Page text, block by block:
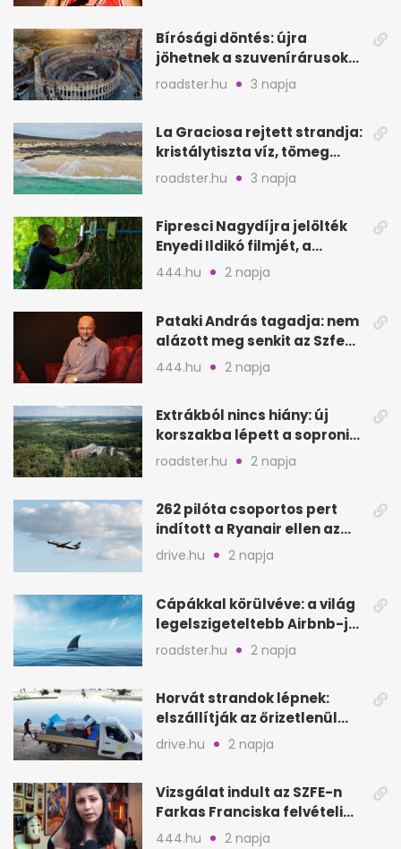
Bírósági döntés: újra
jöhetnek a szuvenírárusok
Európa ikonikus helyére
roadster.hu 3 napja
La Graciosa rejtett strandja:
kristálytiszta víz, tömeg
nélkül
roadster.hu 3 napja
Fipresci Nagydíjra jelölték
Enyedi Ildikó filmjét, a
Csendes barátot
444.hu 2 napja
Pataki András tagadja: nem
alázott meg senkit az Szfe
felvételijén
444.hu 2 napja
Extrákból nincs hiány: új
korszakba lépett a soproni
Fagus Hotel
roadster.hu 2 napja
262 pilóta csoportos pert
indított a Ryanair ellen az
Egyesült Királyságban
drive.hu 2 napja
Cápákkal körülvéve: a világ
legelszigeteltebb Airbnb-je
a nyílt tengeren
roadster.hu 2 napja
Horvát strandok lépnek:
elszállítják az őrizetlenül
hagyott törölközőket
drive.hu 2 napja
Vizsgálat indult az SZFE-n
Farkas Franciska felvételi
videója után
444.hu 2 napja